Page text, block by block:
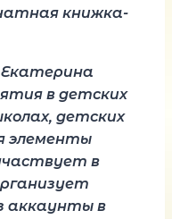
я книжка-
Екатерина
в детских
, детских
элементы
в
аккаунты в